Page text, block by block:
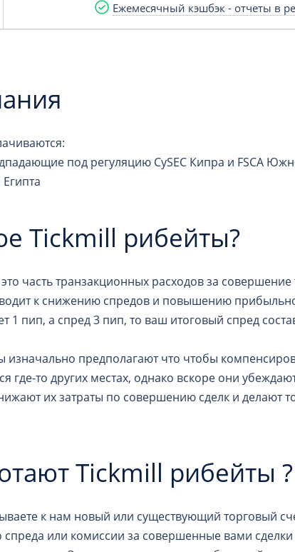
Ежемесячный кэшбэк - отчеты в
под регуляцию CySEC Кипра и FSCA
Tickmill рибейты?
часть транзакционных расходов за совершение
к снижению спредов и повышению
1 пип, а спред 3 пип, то ваш итоговый спред
изначально предполагают что чтобы
где-то других местах, однако вскоре они
их затраты по совершению сделк и делают
Tickmill рибейты ?
к нам новый или существующий торговый
спреда или комиссии за совершенные вами